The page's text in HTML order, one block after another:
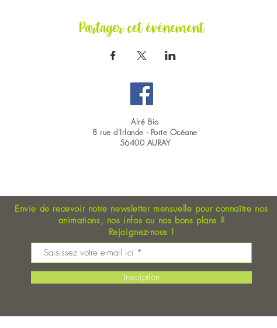
Partager cet événement
Alré Bio
8 rue d'Irlande - Porte Océane
56400 AURAY
Envie de recevoir notre newsletter mensuelle pour connaître nos
animations, nos infos ou nos bons plans ?
Rejoignez-nous !
Inscription